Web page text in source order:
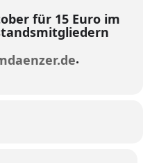
für 15 Euro im
.